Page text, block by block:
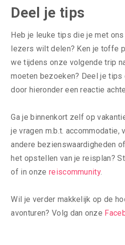
Deel je tips
Heb je leuke tips die je met
lezers wilt delen? Ken je toffe
we tijdens onze volgende trip
moeten bezoeken? Deel je tips
door hieronder een reactie
Ga je binnenkort zelf op
je vragen m.b.t. accommodatie,
andere bezienswaardigheden
het opstellen van je reisplan?
of in onze reiscommunity.
Wil je verder makkelijk op de
avonturen? Volg dan onze